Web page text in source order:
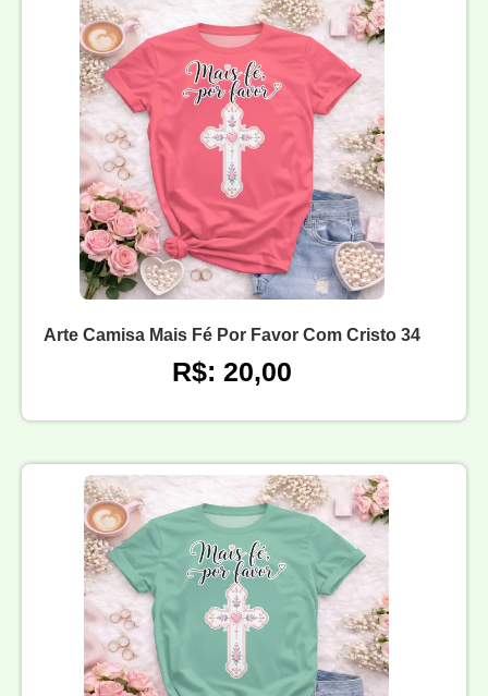
Arte Camisa Mais Fé Por Favor Com Cristo 34
R$: 20,00